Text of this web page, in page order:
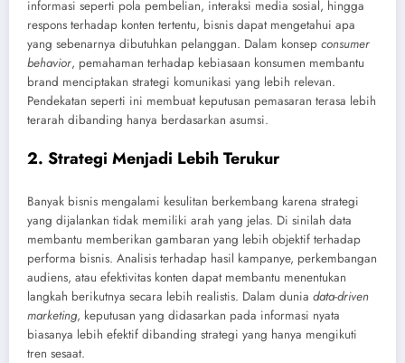
informasi seperti pola pembelian, interaksi media sosial, hingga
respons terhadap konten tertentu, bisnis dapat mengetahui apa
yang sebenarnya dibutuhkan pelanggan. Dalam konsep consumer
behavior, pemahaman terhadap kebiasaan konsumen membantu
brand menciptakan strategi komunikasi yang lebih relevan.
Pendekatan seperti ini membuat keputusan pemasaran terasa lebih
terarah dibanding hanya berdasarkan asumsi.
2. Strategi Menjadi Lebih Terukur
Banyak bisnis mengalami kesulitan berkembang karena strategi
yang dijalankan tidak memiliki arah yang jelas. Di sinilah data
membantu memberikan gambaran yang lebih objektif terhadap
performa bisnis. Analisis terhadap hasil kampanye, perkembangan
audiens, atau efektivitas konten dapat membantu menentukan
langkah berikutnya secara lebih realistis. Dalam dunia data-driven
marketing, keputusan yang didasarkan pada informasi nyata
biasanya lebih efektif dibanding strategi yang hanya mengikuti
tren sesaat.